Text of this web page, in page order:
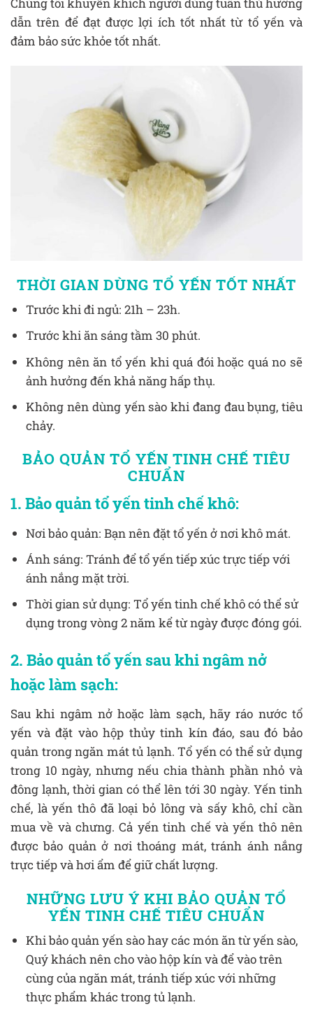
dẫn trên để đạt được lợi ích tốt nhất từ tổ yến và
đảm bảo sức khỏe tốt nhất.
THỜI GIAN DÙNG TỔ YẾN TỐT NHẤT
Trước khi đi ngủ: 21h – 23h.
Trước khi ăn sáng tầm 30 phút.
Không nên ăn tổ yến khi quá đói hoặc quá no sẽ
ảnh hưởng đến khả năng hấp thụ.
Không nên dùng yến sào khi đang đau bụng, tiêu
chảy.
BẢO QUẢN TỔ YẾN TINH CHẾ TIÊU
CHUẨN
1. Bảo quản tổ yến tinh chế khô:
Nơi bảo quản: Bạn nên đặt tổ yến ở nơi khô mát.
Ánh sáng: Tránh để tổ yến tiếp xúc trực tiếp với
ánh nắng mặt trời.
Thời gian sử dụng: Tổ yến tinh chế khô có thể sử
dụng trong vòng 2 năm kể từ ngày được đóng gói.
2. Bảo quản tổ yến sau khi ngâm nở
hoặc làm sạch:
Sau khi ngâm nở hoặc làm sạch, hãy ráo nước tổ
yến và đặt vào hộp thủy tinh kín đáo, sau đó bảo
quản trong ngăn mát tủ lạnh. Tổ yến có thể sử dụng
trong 10 ngày, nhưng nếu chia thành phần nhỏ và
đông lạnh, thời gian có thể lên tới 30 ngày. Yến tinh
chế, là yến thô đã loại bỏ lông và sấy khô, chỉ cần
mua về và chưng. Cả yến tinh chế và yến thô nên
được bảo quản ở nơi thoáng mát, tránh ánh nắng
trực tiếp và hơi ẩm để giữ chất lượng.
NHỮNG LƯU Ý KHI BẢO QUẢN TỔ
YẾN TINH CHẾ TIÊU CHUẨN
Khi bảo quản yến sào hay các món ăn từ yến sào,
Quý khách nên cho vào hộp kín và để vào trên
cùng của ngăn mát, tránh tiếp xúc với những
thực phẩm khác trong tủ lạnh.